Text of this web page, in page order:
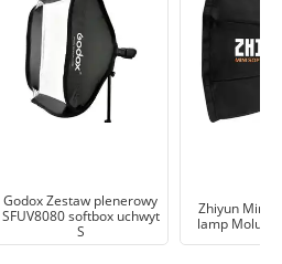
Godox Zestaw plenerowy
SFUV8080 softbox uchwyt
S
Zhiyun Mini
lamp Molus